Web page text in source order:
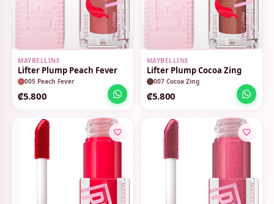
MAYBELLINE
Lifter Plump Peach Fever
005 Peach Fever
₡5.800
MAYBELLINE
Lifter Plump Cocoa Zing
007 Cocoa Zing
₡5.800